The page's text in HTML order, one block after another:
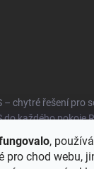
,
pro chod webu,
– chytré řešení pro
do každého pokoje
– ideální